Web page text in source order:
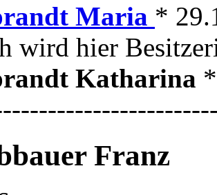
Maria *
wird hier
Katharina
Franz